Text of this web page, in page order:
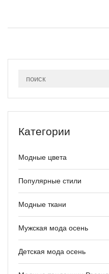
Категории
Модные цвета
Популярные стили
Модные ткани
Мужская мода осень
Детская мода осень